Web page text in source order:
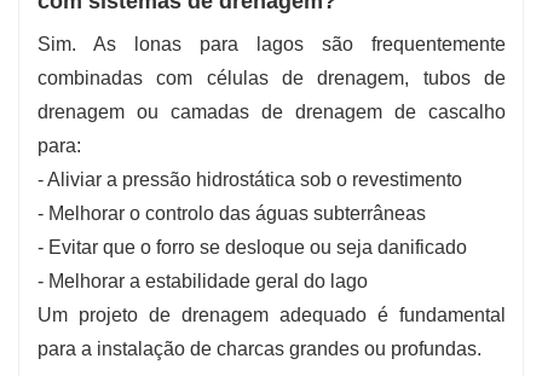
Sim. As lonas para lagos são frequentemente
combinadas com células de drenagem, tubos de
drenagem ou camadas de drenagem de cascalho
para:
- Aliviar a pressão hidrostática sob o revestimento
- Melhorar o controlo das águas subterrâneas
- Evitar que o forro se desloque ou seja danificado
- Melhorar a estabilidade geral do lago
Um projeto de drenagem adequado é fundamental
para a instalação de charcas grandes ou profundas.